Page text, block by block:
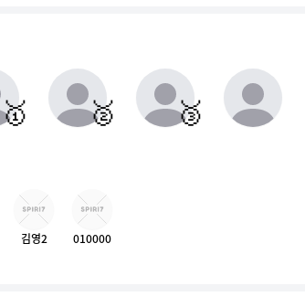
매주 월요일부터 일요일까지 가장 클라이밍 시간이 많은 유저를 실시간으로 반영.
동점자 처리방식 : 클라이밍 횟수가 많은 순
🥇 🥈 🥉
김영2 010000